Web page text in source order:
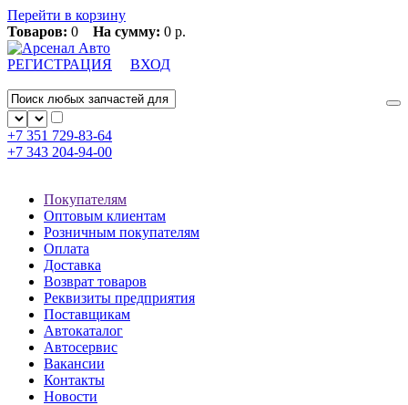
Перейти в корзину
Товаров: 0 На сумму: 0 р.
РЕГИСТРАЦИЯ ВХОД
+7 351 729-83-64
+7 343 204-94-00
Покупателям
Оптовым клиентам
Розничным покупателям
Оплата
Доставка
Возврат товаров
Реквизиты предприятия
Поставщикам
Автокаталог
Автосервис
Вакансии
Контакты
Новости